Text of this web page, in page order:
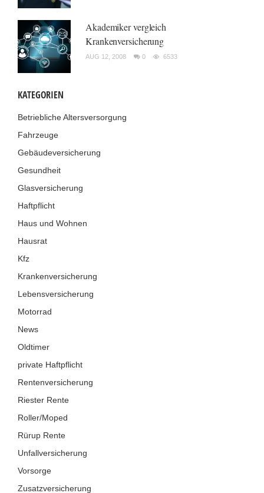
Akademiker vergleich
Krankenversicherung
AUG 12, 2008 0 6533
KATEGORIEN
Betriebliche Altersversorgung
Fahrzeuge
Gebäudeversicherung
Gesundheit
Glasversicherung
Haftpflicht
Haus und Wohnen
Hausrat
Kfz
Krankenversicherung
Lebensversicherung
Motorrad
News
Oldtimer
private Haftpflicht
Rentenversicherung
Riester Rente
Roller/Moped
Rürup Rente
Unfallversicherung
Vorsorge
Zusatzversicherung